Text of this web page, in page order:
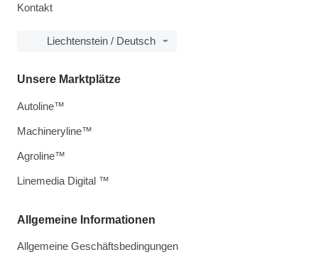
Kontakt
Liechtenstein / Deutsch
Allgemeine Informationen
Allgemeine Geschäftsbedingungen
Unsere Marktplätze
Autoline™
Machineryline™
Agroline™
Linemedia Digital ™